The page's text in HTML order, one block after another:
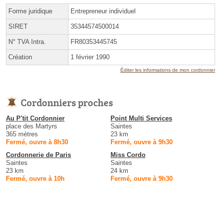
Forme juridique Entrepreneur individuel
SIRET 35344574500014
N° TVA Intra. FR80353445745
Création 1 février 1990
Éditer les informations de mon cordonnier
Cordonniers proches
Au P'tit Cordonnier
place des Martyrs
365 mètres
Fermé, ouvre à 8h30
Point Multi Services
Saintes
23 km
Fermé, ouvre à 9h30
Cordonnerie de Paris
Saintes
23 km
Fermé, ouvre à 10h
Miss Cordo
Saintes
24 km
Fermé, ouvre à 9h30